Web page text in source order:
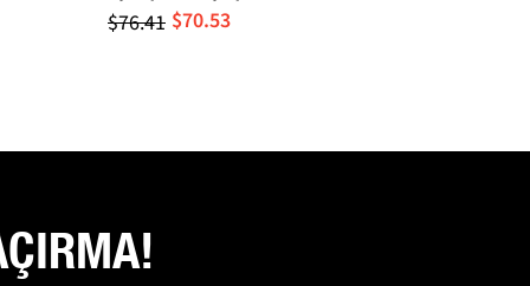
$70.53
$76.41